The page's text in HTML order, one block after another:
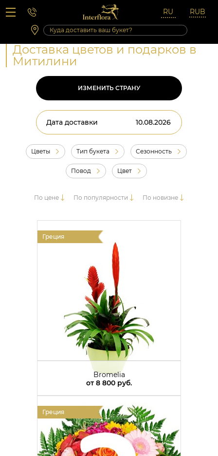
Вопросы-ответы
Сб 10:00 ‐ 14:00
Выходные и праздничные дни
Доставка цветов и подарков в
Митилини
ИЗМЕНИТЬ СТРАНУ
Дата доставки
Цветы Тип букета Сезонность
Повод Цвет
По цене По популярности По новизне
Греция
Bromelia
от8 800 руб.
Греция